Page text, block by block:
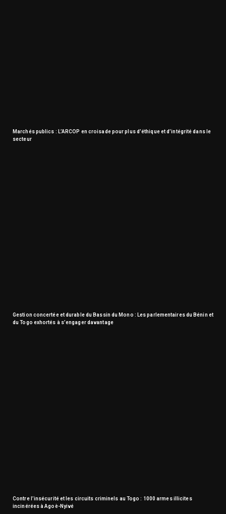
Marchés publics : L’ARCOP en croisade pour plus d’éthique et d’intégrité dans le
secteur
Gestion concertée et durable du Bassin du Mono : Les parlementaires du Bénin et
du Togo exhortés à s’engager davantage
Contre l’insécurité et les circuits criminels au Togo : 1000 armes illicites
incinérées à Agoè-Nyivé